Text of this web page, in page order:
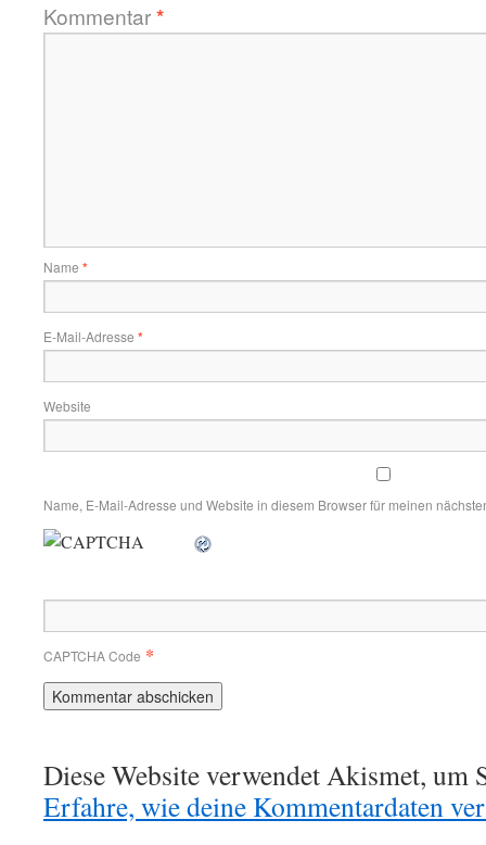
Kommentar*
Name *
E-Mail-Adresse *
Website
Name, E-Mail-Adresse und Website in diesem Browser für meinen
CAPTCHA Code *
Diese Website verwendet Akismet, um
Erfahre, wie deine Kommentardaten